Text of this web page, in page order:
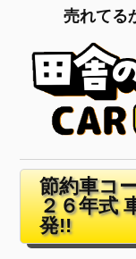
売れてる
節約車コ
２６年式
発!!